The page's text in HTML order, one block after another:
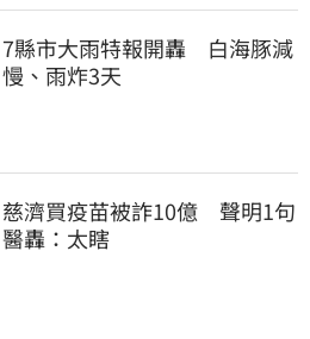
7縣市大雨特報開轟　白海豚減
慢、雨炸3天
慈濟買疫苗被詐10億　聲明1句
醫轟：太瞎